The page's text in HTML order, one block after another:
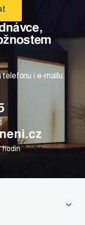
i e-mailu.
hodin